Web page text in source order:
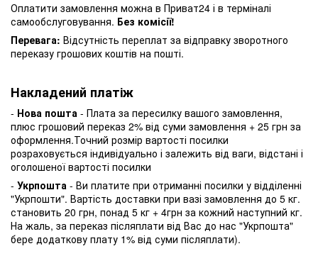
Оплатити замовлення можна в Приват24 і в терміналі
самообслуговування. Без комісії!
Перевага: Відсутність переплат за відправку зворотного
переказу грошових коштів на пошті.
Накладений платіж
- Нова пошта - Плата за пересилку вашого замовлення,
плюс грошовий переказ 2% від суми замовлення + 25 грн за
оформлення.Точний розмір вартості посилки
розраховується індивідуально і залежить від ваги, відстані і
оголошеної вартості посилки
- Укрпошта - Ви платите при отриманні посилки у відділенні
"Укрпошти". Вартість доставки при вазі замовлення до 5 кг.
становить 20 грн, понад 5 кг + 4грн за кожний наступний кг.
На жаль, за переказ післяплати від Вас до нас "Укрпошта"
бере додаткову плату 1% від суми післяплати).